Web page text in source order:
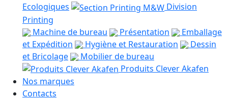
Ecologiques
Division
Printing
Machine de bureau
Présentation
Emballage
et Expédition
Hygiène et Restauration
Dessin
et Bricolage
Mobilier de bureau
Produits Clever Akafen
Nos marques
Contacts